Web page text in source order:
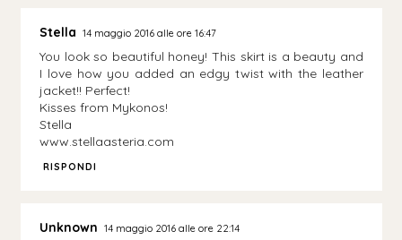
Stella 14 maggio 2016 alle ore 16:47
You look so beautiful honey! This skirt is a beauty and
I love how you added an edgy twist with the leather
jacket!! Perfect!
Kisses from Mykonos!
Stella
www.stellaasteria.com
RISPONDI
Unknown 14 maggio 2016 alle ore 22:14